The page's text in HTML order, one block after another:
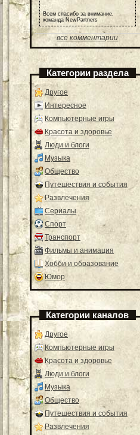
Всем спасибо за внимание,
команда NewPartners
все комментарии
Категории раздела
Другое
Интересное
Компьютерные игры
Красота и здоровье
Люди и блоги
Музыка
Общество
Путешествия и события
Развлечения
Сериалы
Спорт
Транспорт
Фильмы и анимация
Хобби и образование
Юмор
Категории каналов
Другое
Компьютерные игры
Красота и здоровье
Люди и блоги
Музыка
Общество
Путешествия и события
Развлечения